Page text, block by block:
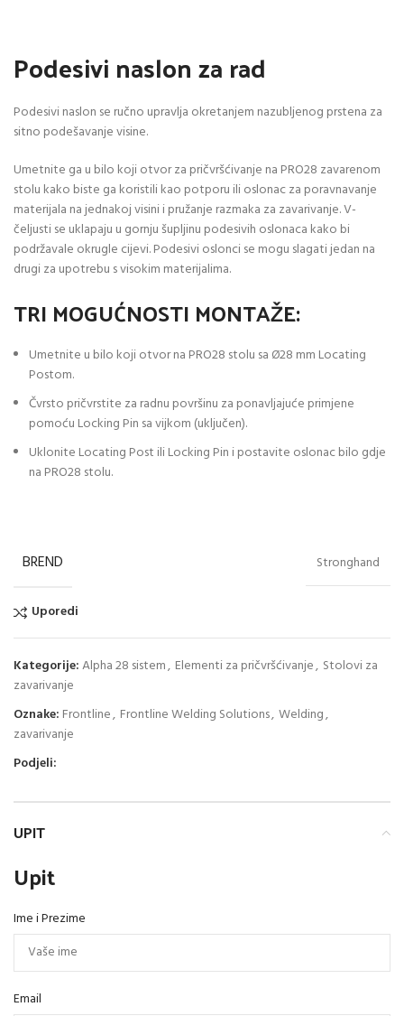
Podesivi naslon za rad
Podesivi naslon se ručno upravlja okretanjem nazubljenog prstena za
sitno podešavanje visine.
Umetnite ga u bilo koji otvor za pričvršćivanje na PRO28 zavarenom
stolu kako biste ga koristili kao potporu ili oslonac za poravnavanje
materijala na jednakoj visini i pružanje razmaka za zavarivanje. V-
čeljusti se uklapaju u gornju šupljinu podesivih oslonaca kako bi
podržavale okrugle cijevi. Podesivi oslonci se mogu slagati jedan na
drugi za upotrebu s visokim materijalima.
TRI MOGUĆNOSTI MONTAŽE:
Umetnite u bilo koji otvor na PRO28 stolu sa Ø28 mm Locating
Postom.
Čvrsto pričvrstite za radnu površinu za ponavljajuće primjene
pomoću Locking Pin sa vijkom (uključen).
Uklonite Locating Post ili Locking Pin i postavite oslonac bilo gdje
na PRO28 stolu.
BREND Stronghand
Uporedi
Kategorije:Alpha 28 sistem, Elementi za pričvršćivanje, Stolovi za
zavarivanje
Oznake: Frontline, Frontline Welding Solutions, Welding,
zavarivanje
Podjeli:
UPIT
Upit
Ime i Prezime
Email